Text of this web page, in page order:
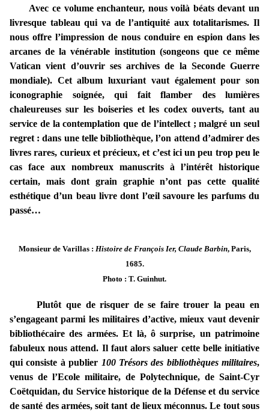
Avec ce volume enchanteur, nous voilà béats devant un
livresque tableau qui va de l’antiquité aux totalitarismes. Il
nous offre l’impression de nous conduire en espion dans les
arcanes de la vénérable institution (songeons que ce même
Vatican vient d’ouvrir ses archives de la Seconde Guerre
mondiale). Cet album luxuriant vaut également pour son
iconographie soignée, qui fait flamber des lumières
chaleureuses sur les boiseries et les codex ouverts, tant au
service de la contemplation que de l’intellect ; malgré un seul
regret : dans une telle bibliothèque, l’on attend d’admirer des
livres rares, curieux et précieux, et c’est ici un peu trop peu le
cas face aux nombreux manuscrits à l’intérêt historique
certain, mais dont grain graphie n’ont pas cette qualité
esthétique d’un beau livre dont l’œil savoure les parfums du
passé…
Monsieur de Varillas : Histoire de François Ier, Claude Barbin, Paris,
1685.
Photo : T. Guinhut.
Plutôt que de risquer de se faire trouer la peau en
s’engageant parmi les militaires d’active, mieux vaut devenir
bibliothécaire des armées. Et là, ô surprise, un patrimoine
fabuleux nous attend. Il faut alors saluer cette belle initiative
qui consiste à publier 100 Trésors des bibliothèques militaires,
venus de l’Ecole militaire, de Polytechnique, de Saint-Cyr
Coëtquidan, du Service historique de la Défense et du service
de santé des armées, soit tant de lieux méconnus. Le tout sous